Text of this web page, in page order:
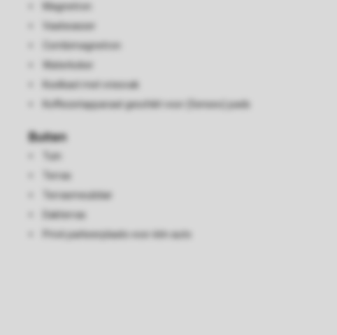
Magnetron
Vaatwasser
Combimagnetron
Waterkoker
Koelkast met vriesvak
Koffiezetapparaat geschikt voor (Senseo) pads
Buiten
Tuin
Terras
Terrasmeubilair
Dakterras
Privé parkeerplaats voor één auto